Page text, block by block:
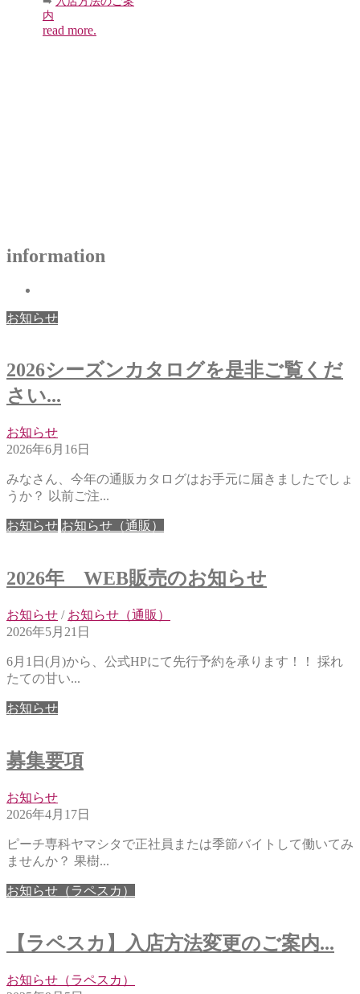
➡ 入店方法のご案
内
read more.
information
お知らせ
2026シーズンカタログを是非ご覧くだ
さい...
お知らせ
2026年6月16日
みなさん、今年の通販カタログはお手元に届きましたでしょ
うか？ 以前ご注...
お知らせ お知らせ（通販）
2026年 WEB販売のお知らせ
お知らせ / お知らせ（通販）
2026年5月21日
6月1日(月)から、公式HPにて先行予約を承ります！！ 採れ
たての甘い...
お知らせ
募集要項
お知らせ
2026年4月17日
ピーチ専科ヤマシタで正社員または季節バイトして働いてみ
ませんか？ 果樹...
お知らせ（ラペスカ）
【ラペスカ】入店方法変更のご案内...
お知らせ（ラペスカ）